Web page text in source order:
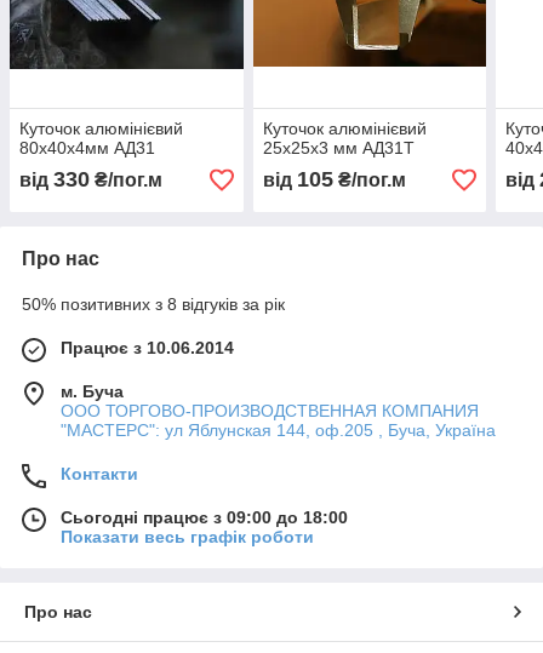
Куточок алюмінієвий
80х40х4мм АД31
від 330 ₴/пог.м
Куточок алюмінієвий
25х25х3 мм АД31Т
від 105₴/пог.м від
Про нас
50% позитивних з 8 відгуків за рік
Працює з 10.06.2014
м. Буча
ООО ТОРГОВО-ПРОИЗВОДСТВЕННАЯ КОМПАНИЯ
"МАСТЕРС": ул Яблунская 144, оф.205 , Буча, Україна
Контакти
Сьогодні працює з 09:00 до 18:00
Показати весь графік роботи
Про нас